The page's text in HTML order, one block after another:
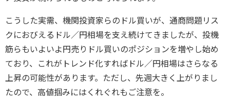
こうした実需、機関投資家らのドル買いが、通商問題リス
クにおびえるドル／円相場を支え続けてきましたが、投機
筋らもいよいよ円売りドル買いのポジションを増やし始め
ており、これがトレンド化すればドル／円相場はさらなる
上昇の可能性があります。ただし、先週大きく上がりまし
たので、高値掴みにはくれぐれもご注意を。